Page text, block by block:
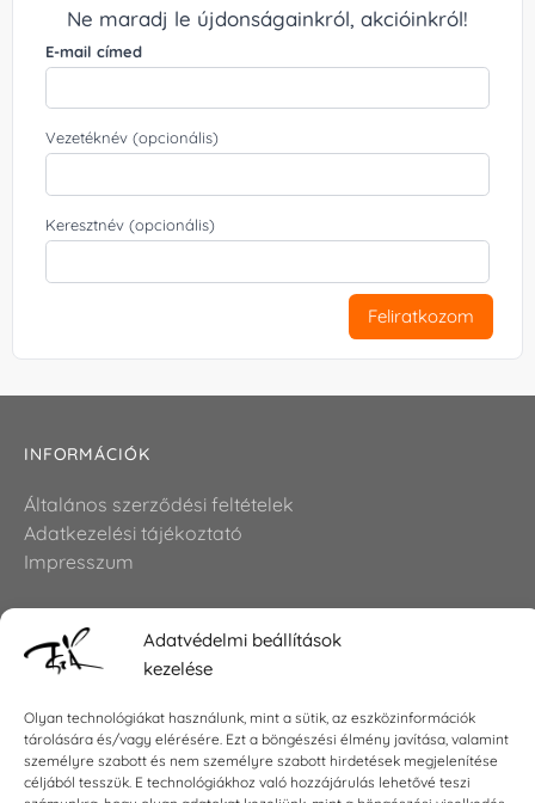
Adatvédelmi beállítások
kezelése
Olyan technológiákat használunk, mint a sütik, az eszközinformációk
tárolására és/vagy elérésére. Ezt a böngészési élmény javítása, valamint
személyre szabott és nem személyre szabott hirdetések megjelenítése
céljából tesszük. E technológiákhoz való hozzájárulás lehetővé teszi
Ne maradj le újdonságainkról, akcióinkról!
E-mail címed
Vezetéknév (opcionális)
Keresztnév (opcionális)
Feliratkozom
INFORMÁCIÓK
Általános szerződési feltételek
Adatkezelési tájékoztató
Impresszum
KAPCSOLAT
Telefon: +36 30 6767872